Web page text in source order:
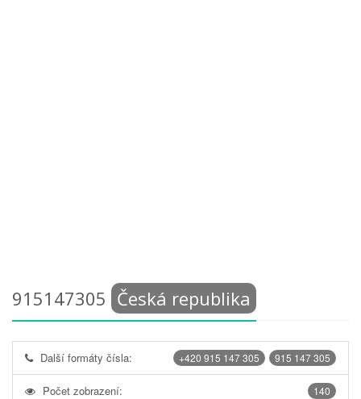
915147305 Česká republika
915 147 305
+420 915 147 305
Další formáty čísla:
140
Počet zobrazení: